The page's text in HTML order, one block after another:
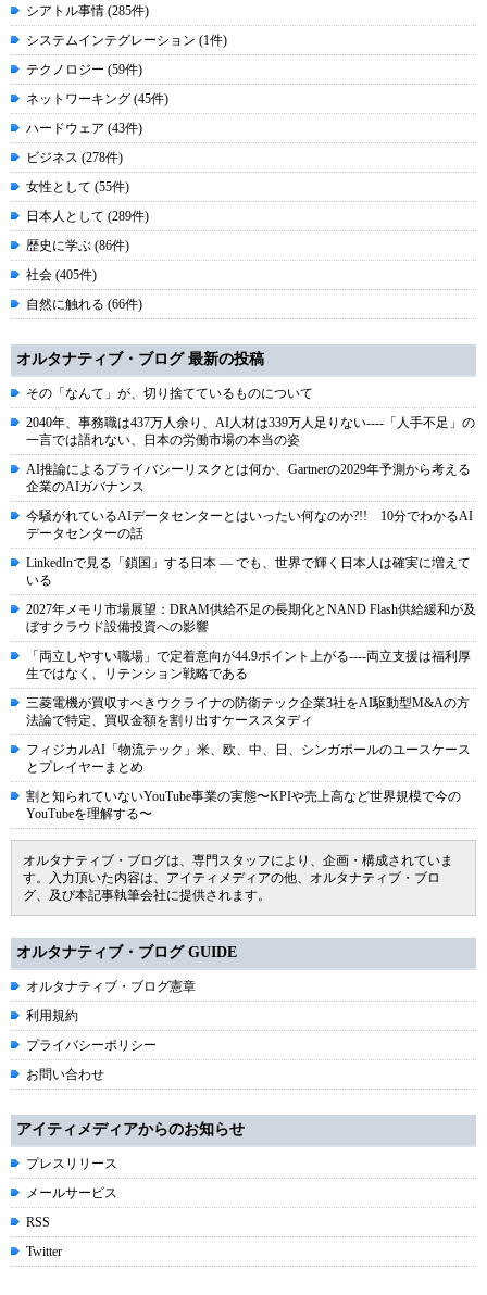
シアトル事情 (285件)
システムインテグレーション (1件)
テクノロジー (59件)
ネットワーキング (45件)
ハードウェア (43件)
ビジネス (278件)
女性として (55件)
日本人として (289件)
歴史に学ぶ (86件)
社会 (405件)
自然に触れる (66件)
オルタナティブ・ブログ 最新の投稿
その「なんて」が、切り捨てているものについて
2040年、事務職は437万人余り、AI人材は339万人足りない----「人手不足」の
一言では語れない、日本の労働市場の本当の姿
AI推論によるプライバシーリスクとは何か、Gartnerの2029年予測から考える
企業のAIガバナンス
今騒がれているAIデータセンターとはいったい何なのか?!! 10分でわかるAI
データセンターの話
LinkedInで見る「鎖国」する日本 ― でも、世界で輝く日本人は確実に増えて
いる
2027年メモリ市場展望：DRAM供給不足の長期化とNAND Flash供給緩和が及
ぼすクラウド設備投資への影響
「両立しやすい職場」で定着意向が44.9ポイント上がる----両立支援は福利厚
生ではなく、リテンション戦略である
三菱電機が買収すべきウクライナの防衛テック企業3社をAI駆動型M&Aの方
法論で特定、買収金額を割り出すケーススタディ
フィジカルAI「物流テック」米、欧、中、日、シンガポールのユースケース
とプレイヤーまとめ
割と知られていないYouTube事業の実態〜KPIや売上高など世界規模で今の
YouTubeを理解する〜
オルタナティブ・ブログは、専門スタッフにより、企画・構成されていま
す。入力頂いた内容は、アイティメディアの他、オルタナティブ・ブロ
グ、及び本記事執筆会社に提供されます。
オルタナティブ・ブログ GUIDE
オルタナティブ・ブログ憲章
利用規約
プライバシーポリシー
お問い合わせ
アイティメディアからのお知らせ
プレスリリース
メールサービス
RSS
Twitter